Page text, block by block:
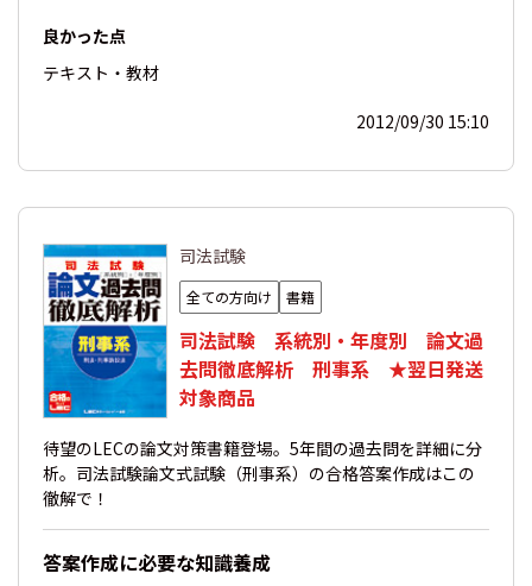
良かった点
テキスト・教材
2012/09/30 15:10
司法試験
全ての方向け 書籍
司法試験 系統別・年度別 論文過
去問徹底解析 刑事系 ★翌日発送
対象商品
待望のLECの論文対策書籍登場。5年間の過去問を詳細に分
析。司法試験論文式試験（刑事系）の合格答案作成はこの
徹解で！
答案作成に必要な知識養成